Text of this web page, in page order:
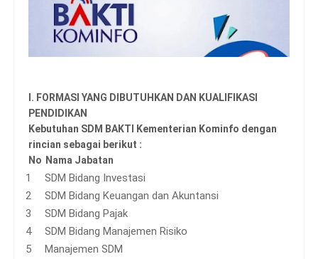
I. FORMASI YANG DIBUTUHKAN DAN KUALIFIKASI
PENDIDIKAN
Kebutuhan SDM BAKTI Kementerian Kominfo dengan
rincian sebagai berikut :
No Nama Jabatan
SDM Bidang Investasi
SDM Bidang Keuangan dan Akuntansi
SDM Bidang Pajak
SDM Bidang Manajemen Risiko
Manajemen SDM